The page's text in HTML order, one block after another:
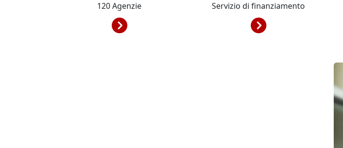
120Agenzie Servizio di finanziamento